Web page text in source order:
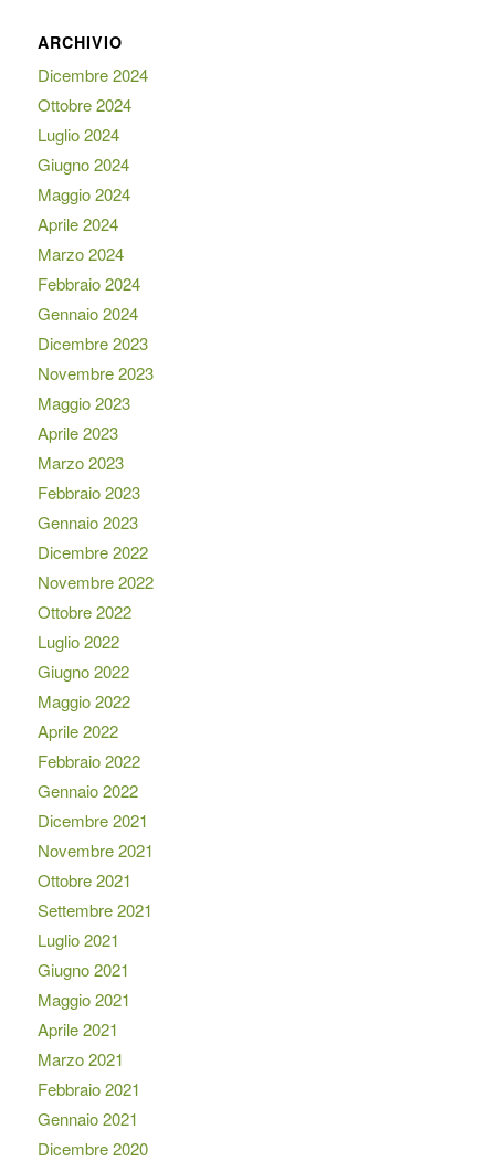
ARCHIVIO
Dicembre 2024
Ottobre 2024
Luglio 2024
Giugno 2024
Maggio 2024
Aprile 2024
Marzo 2024
Febbraio 2024
Gennaio 2024
Dicembre 2023
Novembre 2023
Maggio 2023
Aprile 2023
Marzo 2023
Febbraio 2023
Gennaio 2023
Dicembre 2022
Novembre 2022
Ottobre 2022
Luglio 2022
Giugno 2022
Maggio 2022
Aprile 2022
Febbraio 2022
Gennaio 2022
Dicembre 2021
Novembre 2021
Ottobre 2021
Settembre 2021
Luglio 2021
Giugno 2021
Maggio 2021
Aprile 2021
Marzo 2021
Febbraio 2021
Gennaio 2021
Dicembre 2020